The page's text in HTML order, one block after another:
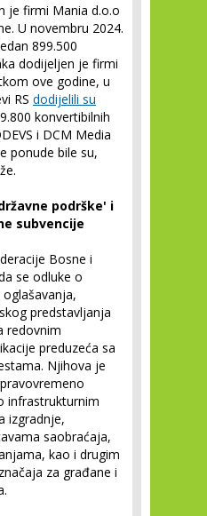
je firmi Mania d.o.o
U novembru 2024.
899.500
dodijeljen je firmi
ove godine, u
RS dodijelili su
konvertibilnih
i DCM Media
ponude bile su,
podrške' i
subvencije
Bosne i
se odluke o
predstavljanja
redovnim
preduzeća sa
Njihova je
infrastrukturnim
izgradnje,
saobraćaja,
kao i drugim
za građane i